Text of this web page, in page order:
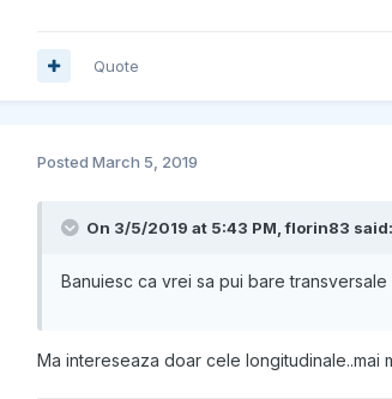
Quote
Posted March 5, 2019
On 3/5/2019 at 5:43 PM, florin83 said:
Banuiesc ca vrei sa pui bare
Ma intereseaza doar cele longitudinale..mai